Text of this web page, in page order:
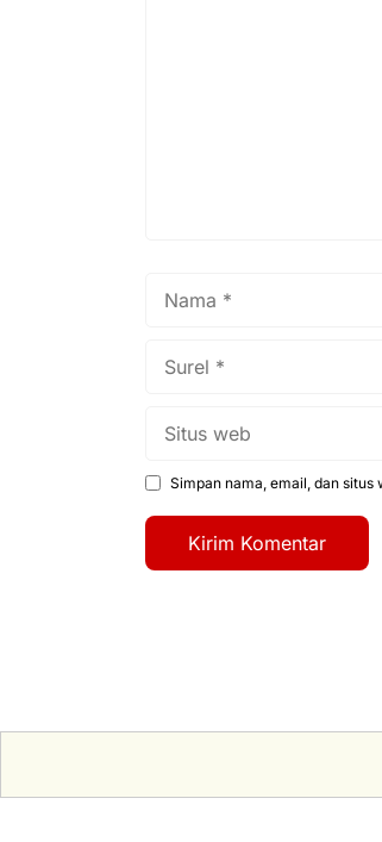
Simpan nama, email, dan